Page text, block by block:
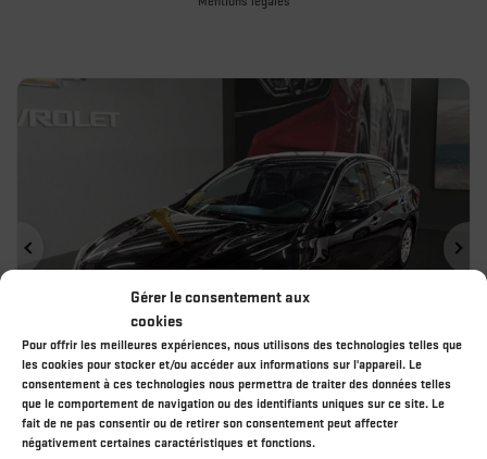
Gérer le consentement aux
cookies
Pour offrir les meilleures expériences, nous utilisons des technologies telles que
les cookies pour stocker et/ou accéder aux informations sur l'appareil. Le
consentement à ces technologies nous permettra de traiter des données telles
que le comportement de navigation ou des identifiants uniques sur ce site. Le
fait de ne pas consentir ou de retirer son consentement peut affecter
négativement certaines caractéristiques et fonctions.
Précédent
NISSAN ALTIMA 2016